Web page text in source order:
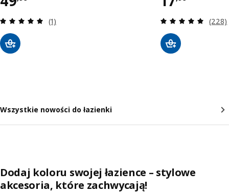
Recenzja: 5 z 5 gwiazdki. Łączna liczba recenzji:
(1) (228)
Wszystkie nowości do łazienki
Dodaj koloru swojej łazience – stylowe
akcesoria, które zachwycają!